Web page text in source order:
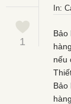
1
In:
Bảo
nếu
Bảo